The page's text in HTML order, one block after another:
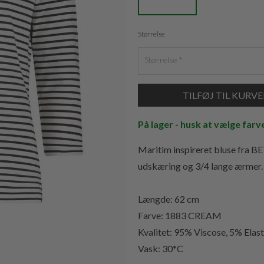
Størrelse
Størrelse
På lager - husk at vælge
Maritim inspireret bluse fra
udskæring og 3/4 lange ærmer.
Længde: 62 cm
Farve: 1883 CREAM
Kvalitet: 95% Viscose, 5%
Vask: 30*C